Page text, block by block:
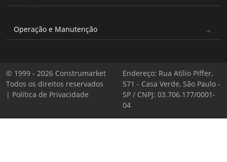
Operação e Manutenção
© 1999 - 2026 Construmarket
Todos os direitos reservados
| Política de Privacidade
Endereço: Rua Atílio Piffer,
571 - Casa Verde, São Paulo -
SP / CNPJ: 03.706.177/0001-
04